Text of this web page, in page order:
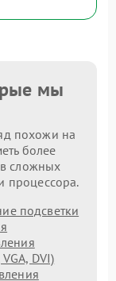
мы
похожи на
более
сложных
процессора.
подсветки
DVI)